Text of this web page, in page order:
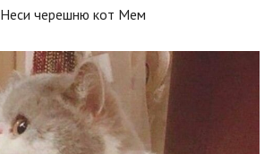
Неси черешню кот Мем